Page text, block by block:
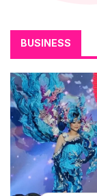
BUSINESS